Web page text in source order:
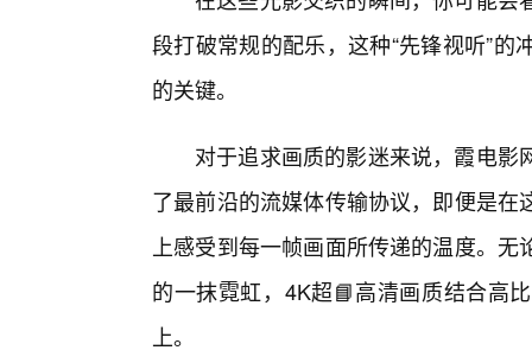
段打破常规的配乐，这种“先锋视听”
的关键。
对于追求画质的影迷来说，霞电
了最前沿的流媒体传输协议，即便是
上感受到每一帧画面所传递的温度。
的一抹霓虹，4K超📘高清画质结合高
上。